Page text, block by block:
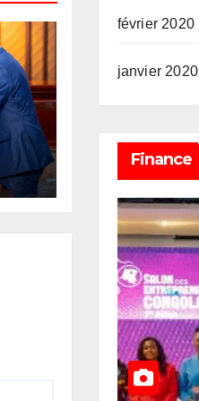
février 2020
janvier 2020
Finance